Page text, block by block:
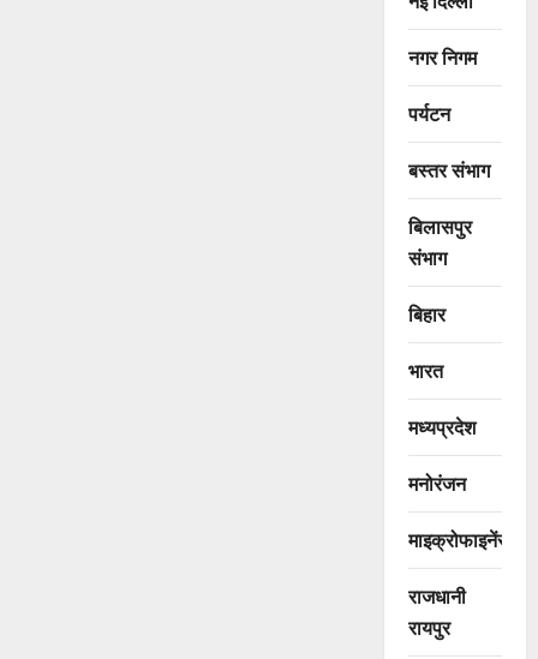
नगर निगम
पर्यटन
बस्तर संभाग
बिलासपुर
संभाग
बिहार
भारत
मध्यप्रदेश
मनोरंजन
माइक्रोफाइनेंस
राजधानी
रायपुर